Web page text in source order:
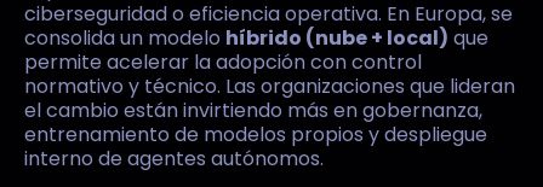
ciberseguridad o eficiencia operativa. En Europa, se
consolida un modelo híbrido (nube + local) que
permite acelerar la adopción con control
normativo y técnico. Las organizaciones que lideran
el cambio están invirtiendo más en gobernanza,
entrenamiento de modelos propios y despliegue
interno de agentes autónomos.